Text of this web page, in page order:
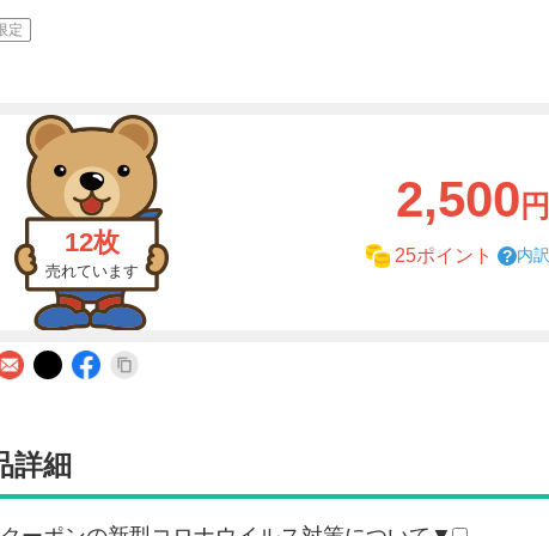
定
12枚
売れています
2,500 円
25ポイント 内訳
詳細